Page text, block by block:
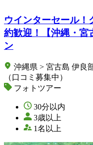
ウインターセール！
約歓迎！【沖縄・宮
ン
沖縄県 > 宮古島 伊良
（口コミ募集中）
フォトツアー
30分以内
3歳以上
1名以上